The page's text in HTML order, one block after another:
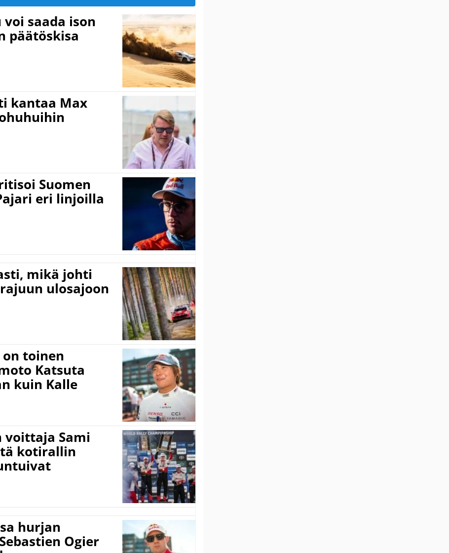
saada ison
päätöskisa
kantaa Max
Suomen
eri linjoilla
mikä johti
ulosajoon
on toinen
Katsuta
kuin Kalle
voittaja Sami
kotirallin
hurjan
Ogier